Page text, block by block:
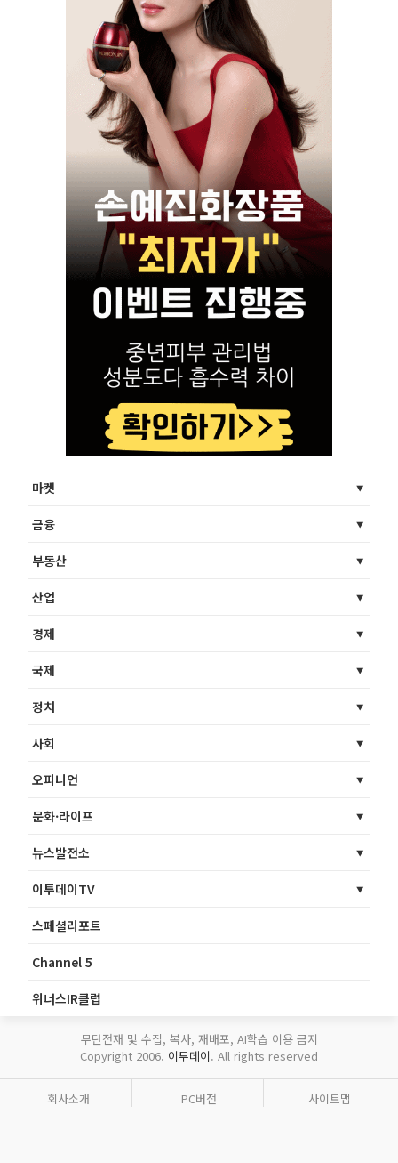
마켓
금융
부동산
산업
경제
국제
정치
사회
오피니언
문화·라이프
뉴스발전소
이투데이TV
스페셜리포트
Channel 5
위너스IR클럽
무단전재 및 수집, 복사, 재배포, AI학습 이용 금지
Copyright 2006. 이투데이. All rights reserved
회사소개 PC버전 사이트맵